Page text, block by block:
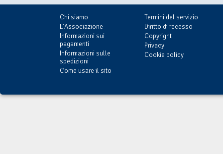
Chi siamo
L'Associazione
Informazioni sui
pagamenti
Informazioni sulle
spedizioni
Come usare il sito
Termini del servizio
Diritto di recesso
Copyright
Privacy
Cookie policy